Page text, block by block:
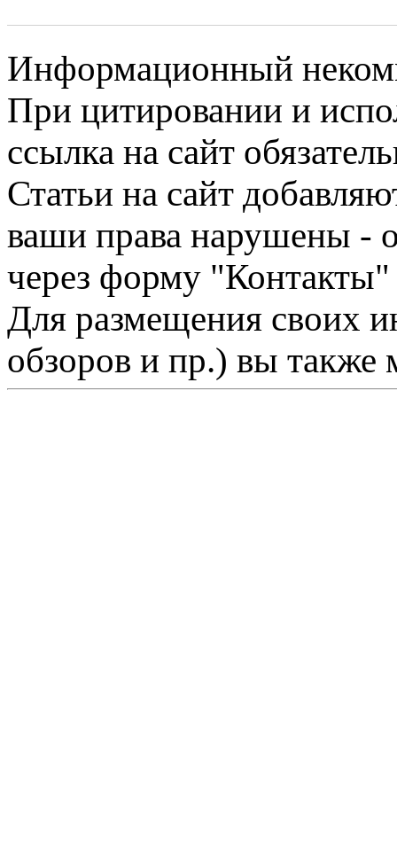
Информационный
При цитировании и
ссылка на сайт
Статьи на сайт
ваши права нарушены -
через форму "Контакты"
Для размещения своих
обзоров и пр.) вы также